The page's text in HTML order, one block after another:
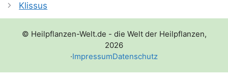
Klissus
© Heilpflanzen-Welt.de - die Welt der Heilpflanzen,
2026
·ImpressumDatenschutz